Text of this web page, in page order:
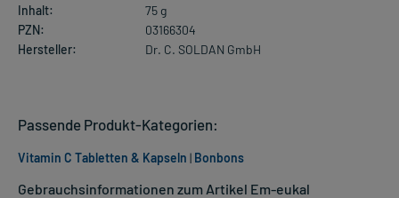
Inhalt:
75 g
PZN:
03166304
Hersteller:
Dr. C. SOLDAN GmbH
Gebrauchsinformationen zum Artikel Em-eukal
Passende Produkt-Kategorien:
Vitamin C Tabletten & Kapseln | Bonbons